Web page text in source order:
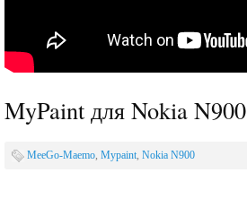
MyPaint для Nokia N900
MeeGo-Maemo, Mypaint, Nokia N900